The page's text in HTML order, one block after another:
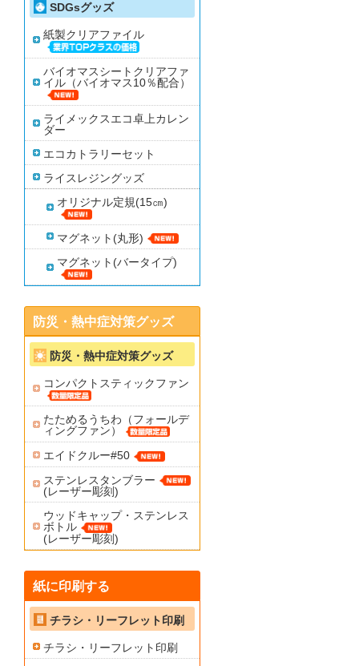
SDGsグッズ
紙製クリアファイル
バイオマスシートクリアファ
イル（バイオマス10％配合）
ライメックスエコ卓上カレン
ダー
エコカトラリーセット
ライスレジングッズ
オリジナル定規(15㎝)
マグネット(丸形)
マグネット(バータイプ)
防災・熱中症対策グッズ
防災・熱中症対策グッズ
コンパクトスティックファン
たためるうちわ（フォールデ
ィングファン）
エイドクルー#50
ステンレスタンブラー
(レーザー彫刻)
ウッドキャップ・ステンレス
ボトル
(レーザー彫刻)
紙に印刷する
チラシ・リーフレット印刷
チラシ・リーフレット印刷